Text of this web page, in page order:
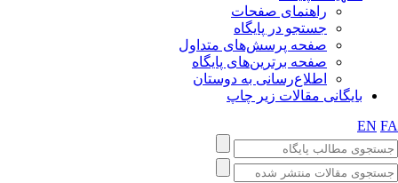
راهنمای صفحات
جستجو در پایگاه
صفحه پرسش‌های متداول
صفحه برترین‌های پایگاه
اطلاع‌رسانی به دوستان
بایگانی مقالات زیر چاپ
EN